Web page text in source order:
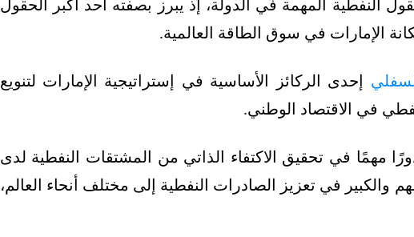
النفطية المهمة في الدولة، إذ يبرز بصفته أحد أكبر الحقول
الإمارات في سوق الطاقة العالمية.
إحدى الركائز الأساسية في إستراتيجية الإمارات لتنويع
في الاقتصاد الوطني.
مهمًا في تحقيق الاكتفاء الذاتي من المشتقات النفطية لدى
والكبير في تعزيز الصادرات النفطية إلى مختلف أنحاء العالم،